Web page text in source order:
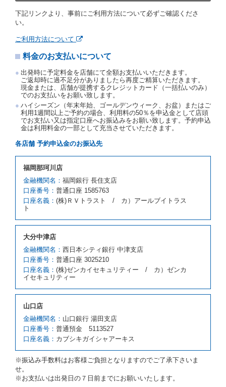
約申込金を借受人に返還するものとします。
当社の都合により、予約が取り消されたとき、又は貸
約申込金を返還するものとします。
若しくは当社のいずれの責にもよらない事由により貸
たものとします。この場合、当社は受領済の予約申込
金を返還するものとします。
第５条（代替レンタカー）
当社は、借受人から予約のあった車種クラスのレンタ
カーを貸し渡すことができないときは、予約と異なる
車種クラスのレンタカー（以下「代替レンタカー」と
いいます。）の貸渡しを申し入れることができるもの
とします。
クラスを除き予約時と同一の借受条件でレンタカー提
携先の代替レンタカーを貸し渡すものとします。な
お、代替レンタカーの貸渡料金が予約された車種クラ
スの貸渡料金より高くなるときは、予約した車種クラ
スの貸渡料金によるものとし、予約された車種クラス
借受人は、第１項の代替レンタカーの貸渡しの申入れ
を拒絶し、予約を取り消すことができるものとしま
す。
前項の場合、第１項の貸渡しをすることができない原
因が、当社の責に帰する事由によるときには第４条第
４項の予約の取消しとして取り扱い、当社は受領済の
予約申込金を返還するものとします。
原因が、当社の責に帰さない事由による時には第４条
第５項の予約の取消しとして取り扱い、当社は受領済
の予約申込金を返還するものとします。
第６条（免責）
当社及び借受人は、予約が取り消され、又は貸渡契約
が締結されなかったことについて、第４条及び第５条
に定める場合を除き、相互に何らの請求をしないもの
とします。
下記リンクより、事前にご利用方法について必ずご確認くださ
い。
ご利用方法について
料金のお支払いについて
出発時に予定料金を店舗にて全額お支払いいただきます。
ご返却時に過不足分がありましたら再度ご精算いただきます。
現金または、店舗が提携するクレジットカード（一括払いのみ）
でのお支払いをお願い致します。
ハイシーズン（年末年始、ゴールデンウィーク、お盆）またはご
利用1週間以上ご予約の場合、利用料の50％を申込金として店頭
でお支払い又は指定口座へお振込みをお願い致します。予約申込
金は利用料金の一部として充当させていただきます。
各店舗 予約申込金のお振込先
福岡那珂川店
金融機関名： 福岡銀行 長住支店
口座番号： 普通口座 1585763
口座名義： (株)ＲＶトラスト / カ）アールブイトラス
ト
大分中津店
金融機関名： 西日本シティ銀行 中津支店
口座番号： 普通口座 3025210
口座名義： (株)ゼンカイセキュリティー / カ）ゼンカ
イセキュリティー
山口店
金融機関名： 山口銀行 湯田支店
口座番号： 普通預金 5113527
口座名義： カブシキガイシャアーキス
※振込み手数料はお客様ご負担となりますのでご了承下さいま
せ。
※お支払いは出発日の７日前までにお願いいたします。